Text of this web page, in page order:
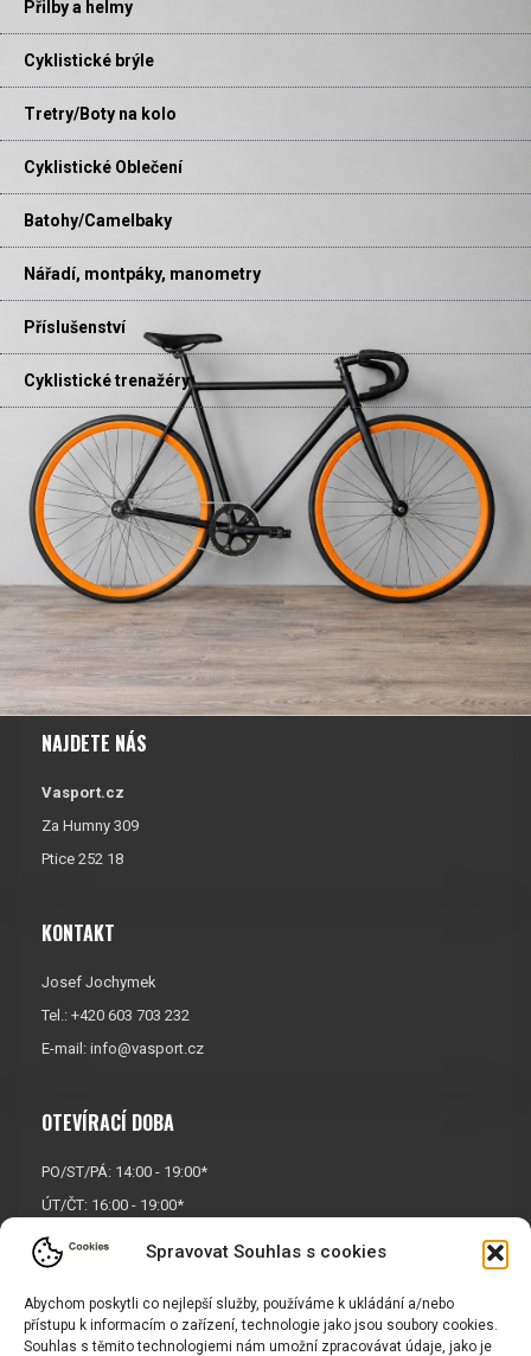
Spravovat Souhlas s cookies
Abychom poskytli co nejlepší služby, používáme k ukládání a/nebo
přístupu k informacím o zařízení, technologie jako jsou soubory cookies.
Souhlas s těmito technologiemi nám umožní zpracovávat údaje, jako je
Přilby a helmy
Cyklistické brýle
Tretry/Boty na kolo
Cyklistické Oblečení
Batohy/Camelbaky
Nářadí, montpáky, manometry
Příslušenství
Cyklistické trenažéry
NAJDETE NÁS
Vasport.cz
Za Humny 309
Ptice 252 18
KONTAKT
Josef Jochymek
Tel.: +420 603 703 232
E-mail: info@vasport.cz
OTEVÍRACÍ DOBA
PO/ST/PÁ: 14:00 - 19:00*
ÚT/ČT: 16:00 - 19:00*
Sobota: 9:00 - 17:00*
Neděle:
* Říjen, listopad a prosinec
OTEVŘENO POUZE
PO/ST/PÁ